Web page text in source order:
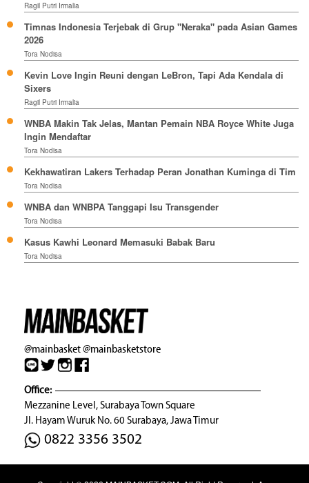
Ragil Putri Irmalia
Timnas Indonesia Terjebak di Grup "Neraka" pada Asian Games
2026
Tora Nodisa
Kevin Love Ingin Reuni dengan LeBron, Tapi Ada Kendala di
Sixers
Ragil Putri Irmalia
WNBA Makin Tak Jelas, Mantan Pemain NBA Royce White Juga
Ingin Mendaftar
Tora Nodisa
Kekhawatiran Lakers Terhadap Peran Jonathan Kuminga di Tim
Tora Nodisa
WNBA dan WNBPA Tanggapi Isu Transgender
Tora Nodisa
Kasus Kawhi Leonard Memasuki Babak Baru
Tora Nodisa
@mainbasket@mainbasketstore
Office:
Mezzanine Level, Surabaya Town Square
Jl. Hayam Wuruk No. 60 Surabaya, Jawa Timur
0822 3356 3502